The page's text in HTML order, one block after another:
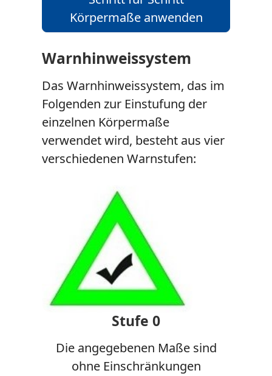
Körpermaße anwenden
Warnhinweissystem
Das Warnhinweissystem, das im
Folgenden zur Einstufung der
einzelnen Körpermaße
verwendet wird, besteht aus vier
verschiedenen Warnstufen:
Stufe 0
Die angegebenen Maße sind
ohne Einschränkungen